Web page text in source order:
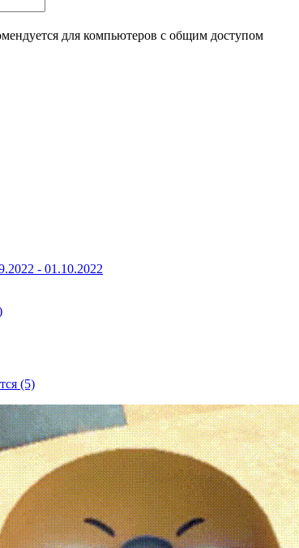
для компьютеров с общим доступом
- 01.10.2022
(5)